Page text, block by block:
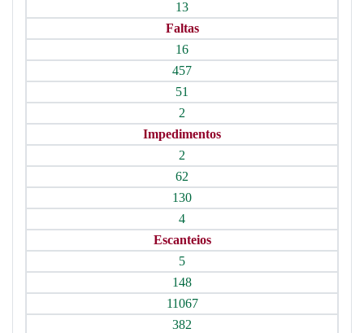
13
Faltas
16
457
51
2
Impedimentos
2
62
130
4
Escanteios
5
148
11067
382